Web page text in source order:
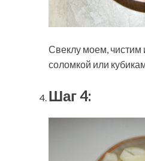
Свеклу моем, чистим
соломкой или
Шаг 4: